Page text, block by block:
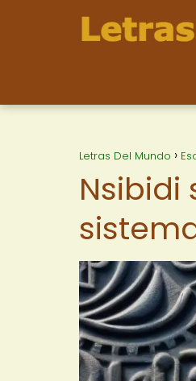
Letras Del Mundo
Nsibidi